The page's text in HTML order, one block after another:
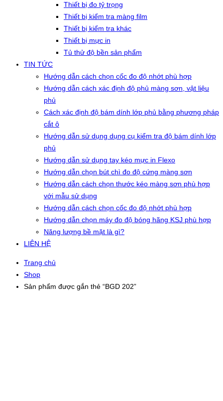
Thiết bị đo tỷ trọng
Thiết bị kiểm tra màng film
Thiết bị kiểm tra khác
Thiết bị mực in
Tủ thử độ bền sản phẩm
TIN TỨC
Hướng dẫn cách chọn cốc đo độ nhớt phù hợp
Hướng dẫn cách xác định độ phủ màng sơn, vật liệu
phủ
Cách xác định độ bám dính lớp phủ bằng phương pháp
cắt ô
Hướng dẫn sử dụng dụng cụ kiểm tra độ bám dính lớp
phủ
Hướng dẫn sử dụng tay kéo mực in Flexo
Hướng dẫn chọn bút chì đo độ cứng màng sơn
Hướng dẫn cách chọn thước kéo màng sơn phù hợp
với mẫu sử dụng
Hướng dẫn cách chọn cốc đo độ nhớt phù hợp
Hướng dẫn chọn máy đo độ bóng hãng KSJ phù hợp
Năng lượng bề mặt là gì?
LIÊN HỆ
Trang chủ
Shop
Sản phẩm được gắn thẻ “BGD 202”